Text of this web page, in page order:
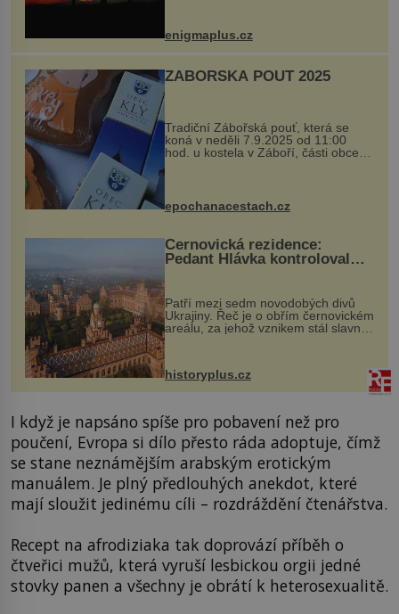
...
enigmaplus.cz
ZÁBOŘSKÁ POUŤ 2025
Tradiční Zábořská pouť, která se
koná v neděli 7.9.2025 od 11:00
hod. u kostela v Záboří, části obce
Kly u Mělníka. V programu naleznete
komentovanou prohlídku kostela,
epochanacestach.cz
Černovická rezidence:
Pedant Hlávka kontroloval
Patří mezi sedm novodobých divů
Ukrajiny. Řeč je o obřím černovickém
areálu, za jehož vznikem stál slavný
český architekt Josef Hlávka. Ten si
na něm dal mimořádně záležet. Jeho
historyplus.cz
I když je napsáno spíše pro pobavení než pro
poučení, Evropa si dílo přesto ráda adoptuje, čímž
se stane neznámějším arabským erotickým
manuálem. Je plný předlouhých anekdot, které
mají sloužit jedinému cíli – rozdráždění čtenářstva.
Recept na afrodiziaka tak doprovází příběh o
čtveřici mužů, která vyruší lesbickou orgii jedné
stovky panen a všechny je obrátí k heterosexualitě.